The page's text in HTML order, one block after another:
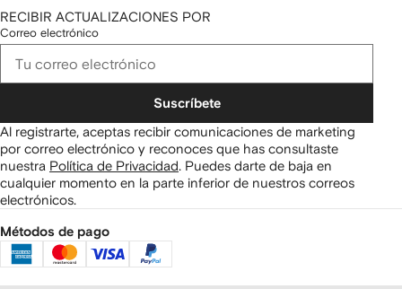
RECIBIR ACTUALIZACIONES POR
Correo electrónico
Suscríbete
Al registrarte, aceptas recibir comunicaciones de marketing
por correo electrónico y reconoces que has consultaste
nuestra Política de Privacidad. Puedes darte de baja en
cualquier momento en la parte inferior de nuestros correos
electrónicos.
Métodos de pago